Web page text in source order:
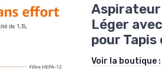
Aspirateur
Léger
pour Tapis
Voir la boutique :